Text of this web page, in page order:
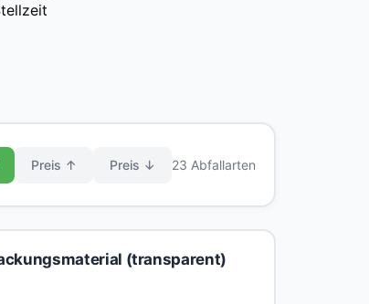
Preis ↑ Preis ↓ 23 Abfallarten
(transparent)